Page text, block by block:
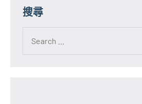
頁搜尋
for: